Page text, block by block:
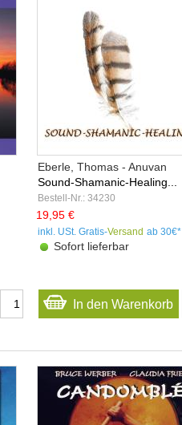
Eberle, Thomas - Anuvan
Sound-Shamanic-Healing...
Bestell-Nr.: 34230
19,95 €
inkl. USt. Gratis-Versand ab 30€*
Sofort lieferbar
In den Warenkorb